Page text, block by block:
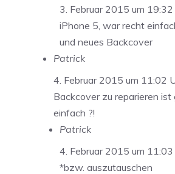
3. Februar 2015 um
iPhone 5, war recht
und neues Backcover
Patrick
4. Februar 2015 um 11:02
Backcover zu reparieren ist
einfach ?!
Patrick
4. Februar 2015 um
*bzw. auszutauschen